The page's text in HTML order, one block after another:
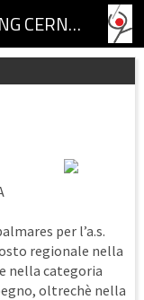
TWIRLING & CHEERLEADING CERNUSCO ASSOCIAZIONE SPORTIVA DILETTANTISTICA
per l’a.s.
regionale nella
nella categoria
oltrechè nella